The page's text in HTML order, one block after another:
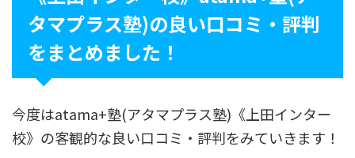
タマプラス塾)の良い口コミ・評判
をまとめました！
今度はatama+塾(アタマプラス塾)《上田インター
校》の客観的な良い口コミ・評判をみていきます！